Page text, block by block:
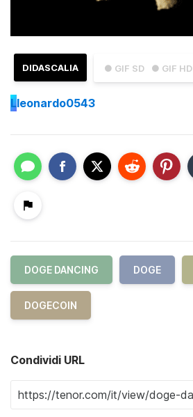
● GIF SD ● GIF HD
DIDASCALIA
Lleonardo0543
DOGE DANCING DOGE
DOGECOIN
Condividi URL